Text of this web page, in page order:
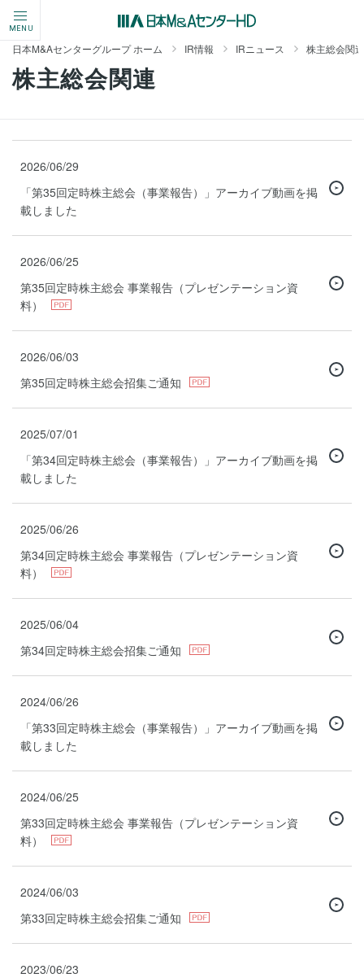
MENU
日本M&Aセンターグループ ホーム IR情報 IRニュース 株主総会関連
株主総会関連
2026/06/29
「第35回定時株主総会（事業報告）」アーカイブ動画を掲
載しました
2026/06/25
第35回定時株主総会 事業報告（プレゼンテーション資
料）
2026/06/03
第35回定時株主総会招集ご通知
2025/07/01
「第34回定時株主総会（事業報告）」アーカイブ動画を掲
載しました
2025/06/26
第34回定時株主総会 事業報告（プレゼンテーション資
料）
2025/06/04
第34回定時株主総会招集ご通知
2024/06/26
「第33回定時株主総会（事業報告）」アーカイブ動画を掲
載しました
2024/06/25
第33回定時株主総会 事業報告（プレゼンテーション資
料）
2024/06/03
第33回定時株主総会招集ご通知
2023/06/23